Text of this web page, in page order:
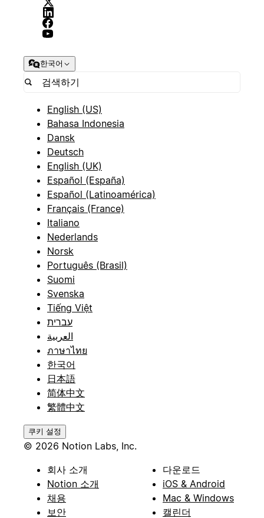
한국어
English (US)
Bahasa Indonesia
Dansk
Deutsch
English (UK)
Español (España)
Español (Latinoamérica)
Français (France)
Italiano
Nederlands
Norsk
Português (Brasil)
Suomi
Svenska
Tiếng Việt
עברית
العربية
ภาษาไทย
한국어
日本語
简体中文
繁體中文
쿠키 설정
© 2026 Notion Labs, Inc.
회사 소개
Notion 소개
채용
보안
다운로드
iOS & Android
Mac & Windows
캘린더